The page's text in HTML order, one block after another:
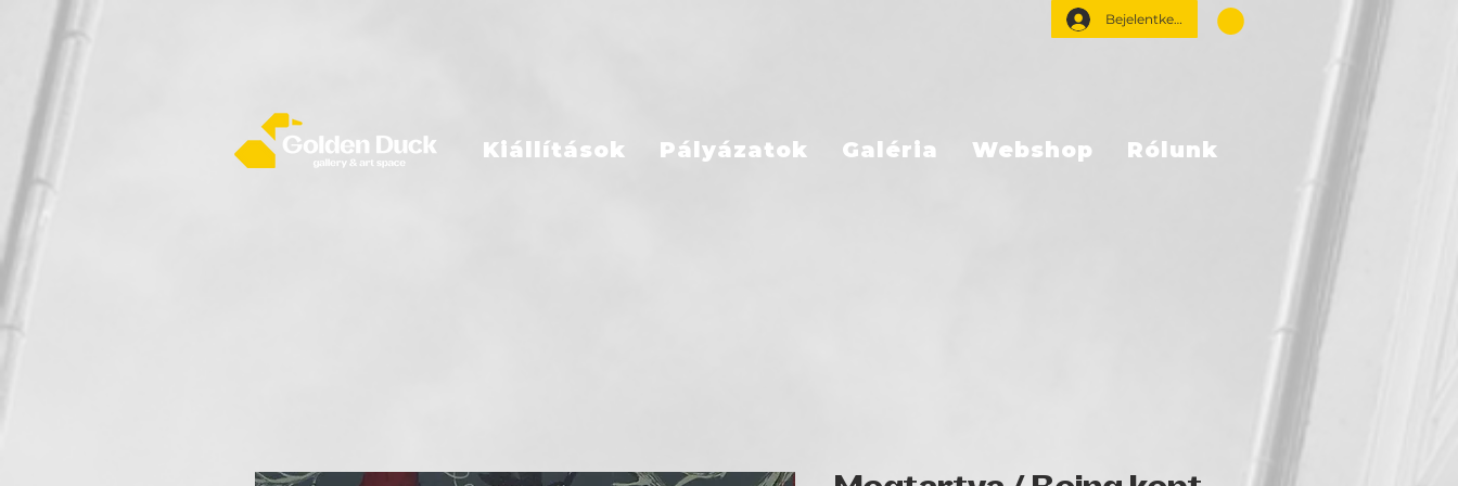
Bejelentkezés
Kiállítások Pályázatok Galéria Webshop Rólunk